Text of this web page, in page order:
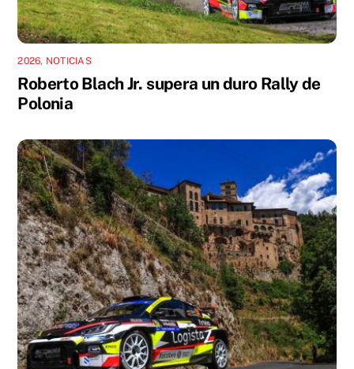
2026, NOTICIAS
Roberto Blach Jr. supera un duro Rally de
Polonia